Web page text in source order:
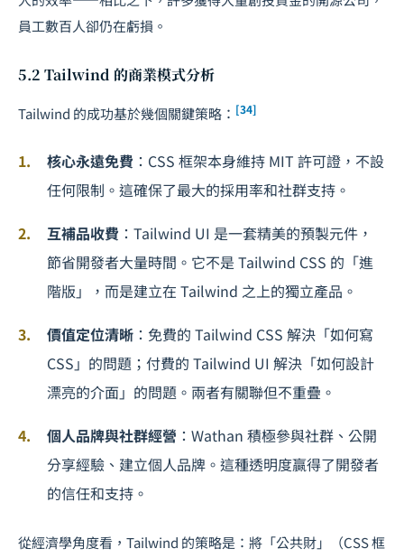
員工數百人卻仍在虧損。
5.2 Tailwind 的商業模式分析
Tailwind 的成功基於幾個關鍵策略： [34]
核心永遠免費 ：CSS 框架本身維持 MIT 許可證，不設
任何限制。這確保了最大的採用率和社群支持。
互補品收費 ：Tailwind UI 是一套精美的預製元件，
節省開發者大量時間。它不是 Tailwind CSS 的「進
階版」，而是建立在 Tailwind 之上的獨立產品。
價值定位清晰 ：免費的 Tailwind CSS 解決「如何寫
CSS」的問題；付費的 Tailwind UI 解決「如何設計
漂亮的介面」的問題。兩者有關聯但不重疊。
個人品牌與社群經營 ：Wathan 積極參與社群、公開
分享經驗、建立個人品牌。這種透明度贏得了開發者
的信任和支持。
從經濟學角度看，Tailwind 的策略是：將「公共財」（CSS 框